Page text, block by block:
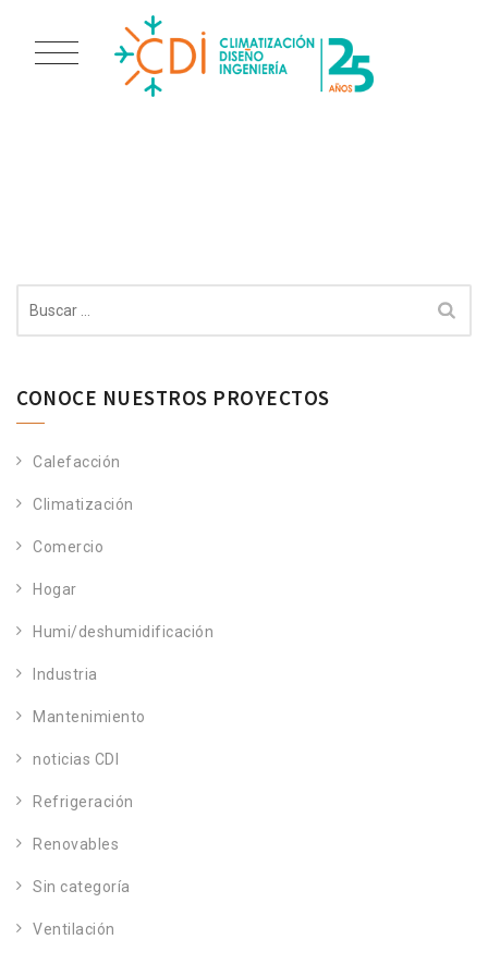
CONOCE NUESTROS PROYECTOS
Calefacción
Climatización
Comercio
Hogar
Humi/deshumidificación
Industria
Mantenimiento
noticias CDI
Refrigeración
Renovables
Sin categoría
Ventilación